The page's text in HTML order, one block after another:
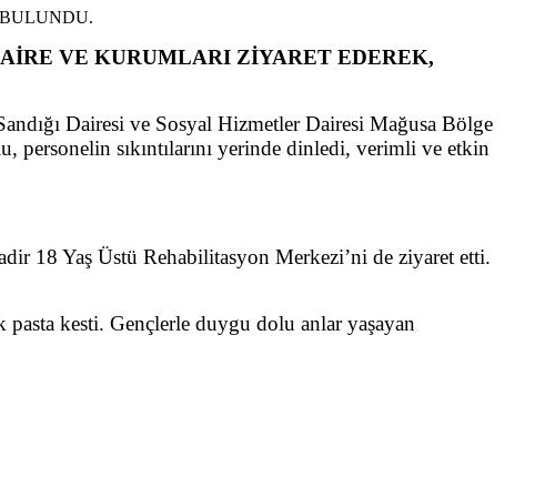
VE KURUMLARI ZİYARET EDEREK,
Dairesi ve Sosyal Hizmetler Dairesi Mağusa Bölge
sıkıntılarını yerinde dinledi, verimli ve etkin
18 Yaş Üstü Rehabilitasyon Merkezi’ni de ziyaret etti.
kesti. Gençlerle duygu dolu anlar yaşayan